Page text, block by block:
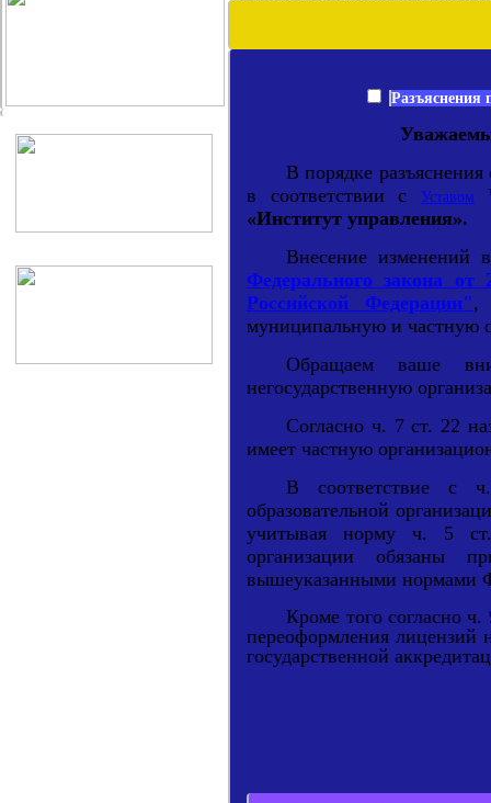
Разъяснения
В порядке
в соответствии с
Уставом
«Институт управления».
Внесение изменений
Федерального закона
Российской Федерации",
муниципальную и частную
Обращаем ваше
негосударственную
Согласно ч. 7 ст. 22
имеет частную
В соответствие с
образовательной
учитывая норму ч. 5 ст.
организации обязаны
вышеуказанными нормами
Кроме того согласно ч.
переоформления лицензий
государственной